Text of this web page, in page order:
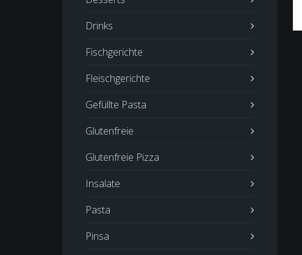
Drinks
Fischgerichte
Fleischgerichte
Gefüllte Pasta
Glutenfreie
Glutenfreie Pizza
Insalate
Pasta
Pinsa